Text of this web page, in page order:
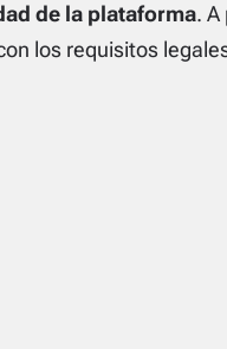
de la plataforma. A
los requisitos